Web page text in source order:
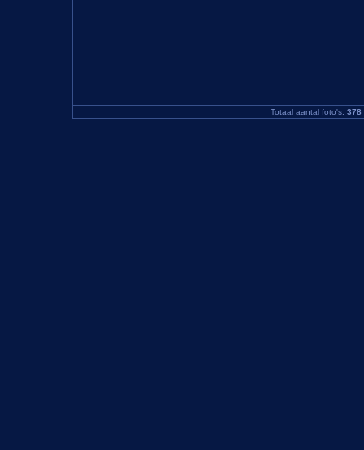
Totaal aantal foto's: 378